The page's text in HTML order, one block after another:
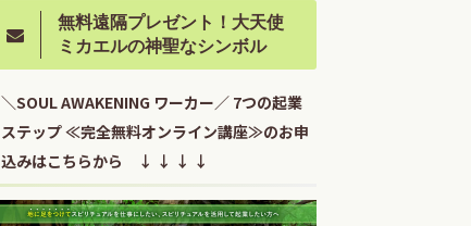
無料遠隔プレゼント！大天使
ミカエルの神聖なシンボル
＼SOUL AWAKENING ワーカー／ 7つの起業
ステップ ≪完全無料オンライン講座≫のお申
込みはこちらから ↓ ↓ ↓ ↓